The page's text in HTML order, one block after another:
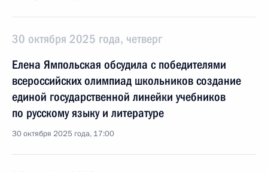
30 октября 2025 года, четверг
Елена Ямпольская обсудила с победителями
всероссийских олимпиад школьников создание
единой государственной линейки учебников
по русскому языку и литературе
30 октября 2025 года, 17:00